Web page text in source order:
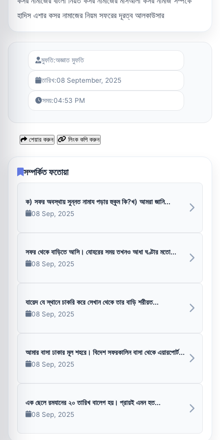
হাদিস এশার কসর নামাজের নিয়ম সফরের দূরত্ব আলকাউসার
মুফতি:অজ্ঞাত মুফতি
তারিখ:08 September, 2025
সময়:04:53 PM
শেয়ার করুন লিংক কপি করুন
সম্পর্কিত ফতোয়া
ক) সফর অবস্থায় সুন্নত নামায পড়ার হুকুম কি?খ) আমরা জানি...
08 Sep, 2025
সফর থেকে বাড়িতে আসি। যোহরের সময় তখনও আধা ঘণ্টার মতো...
08 Sep, 2025
যায়েদ যে স্থানে চাকরি করে সেখান থেকে তার বাড়ি শরীয়ত...
08 Sep, 2025
আমার বাসা ঢাকার মূল শহরে। বিদেশ সফরকালিন বাসা থেকে এয়ারপোর্ট...
08 Sep, 2025
এক ছেলে রমযানের ২০ তারিখ বালেগ হয়। প্রায়ই এমন হত...
08 Sep, 2025